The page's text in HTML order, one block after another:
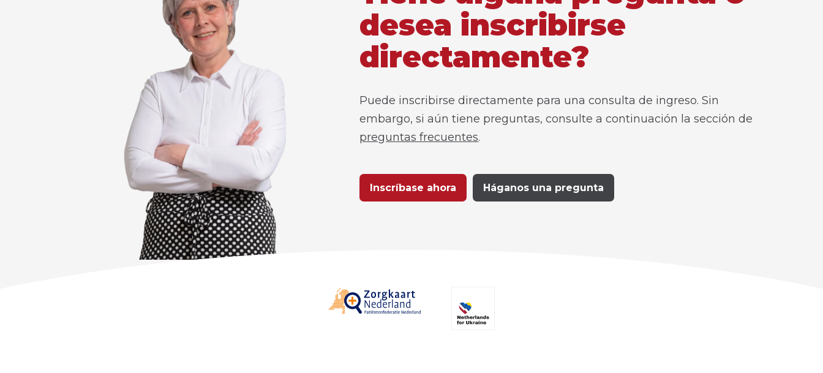
desea inscribirse
directamente?
Puede inscribirse directamente para una consulta de ingreso. Sin
embargo, si aún tiene preguntas, consulte a continuación la sección de
preguntas frecuentes.
Inscríbase ahora Háganos una pregunta